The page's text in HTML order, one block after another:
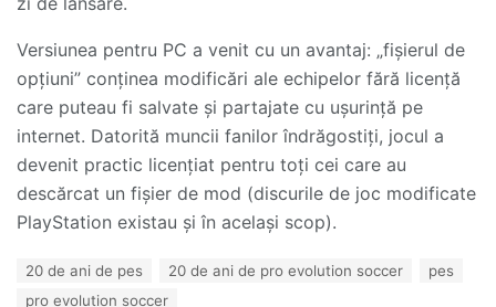
Versiunea pentru PC a venit cu un avantaj: „fișierul de
opțiuni” conținea modificări ale echipelor fără licență
care puteau fi salvate și partajate cu ușurință pe
internet. Datorită muncii fanilor îndrăgostiți, jocul a
devenit practic licențiat pentru toți cei care au
descărcat un fișier de mod (discurile de joc modificate
PlayStation existau și în același scop).
20 de ani de pes 20 de ani de pro evolution soccer
pes
pro evolution soccer